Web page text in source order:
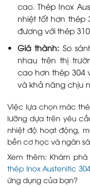
cao. Thép Inox
nhiệt tốt hơn thép
đương với thép
Giá thành: So
nhau trên thị
cao hơn thép 304
và khả năng chịu
Việc lựa chọn mác
lưỡng dựa trên yêu
nhiệt độ hoạt động,
bền cơ học và ngân
Xem thêm: Khám
thép Inox Austenitic 304
ứng dụng của bạn?